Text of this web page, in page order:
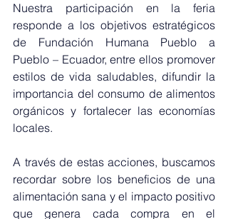
Nuestra participación en la feria
responde a los objetivos estratégicos
de Fundación Humana Pueblo a
Pueblo – Ecuador, entre ellos promover
estilos de vida saludables, difundir la
importancia del consumo de alimentos
orgánicos y fortalecer las economías
locales.
A través de estas acciones, buscamos
recordar sobre los beneficios de una
alimentación sana y el impacto positivo
que genera cada compra en el